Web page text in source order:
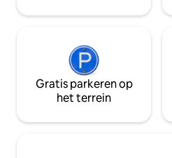
Gratis parkeren op
het terrein